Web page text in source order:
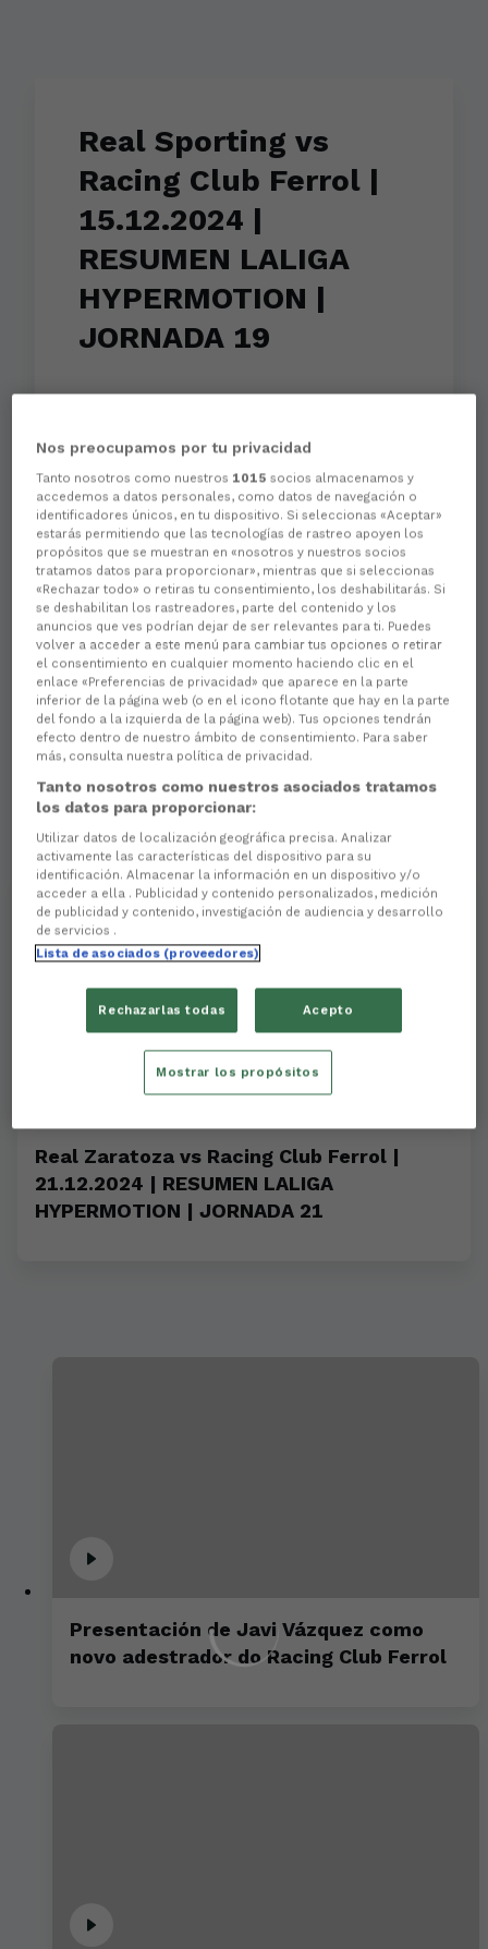
Real Sporting vs
Racing Club Ferrol |
15.12.2024 |
RESUMEN LALIGA
HYPERMOTION |
JORNADA 19
There are no reactions yet. Be the first!
Real Zaratoza vs Racing Club Ferrol |
21.12.2024 | RESUMEN LALIGA
HYPERMOTION | JORNADA 21
Presentación de Javi Vázquez como
novo adestrador do Racing Club Ferrol
Nos preocupamos por tu privacidad
Tanto nosotros como nuestros 1015 socios almacenamos y
accedemos a datos personales, como datos de navegación o
identificadores únicos, en tu dispositivo. Si seleccionas «Aceptar»
estarás permitiendo que las tecnologías de rastreo apoyen los
propósitos que se muestran en «nosotros y nuestros socios
tratamos datos para proporcionar», mientras que si seleccionas
«Rechazar todo» o retiras tu consentimiento, los deshabilitarás. Si
se deshabilitan los rastreadores, parte del contenido y los
anuncios que ves podrían dejar de ser relevantes para ti. Puedes
volver a acceder a este menú para cambiar tus opciones o retirar
el consentimiento en cualquier momento haciendo clic en el
enlace «Preferencias de privacidad» que aparece en la parte
inferior de la página web (o en el icono flotante que hay en la parte
del fondo a la izquierda de la página web). Tus opciones tendrán
efecto dentro de nuestro ámbito de consentimiento. Para saber
más, consulta nuestra política de privacidad.
Tanto nosotros como nuestros asociados tratamos
los datos para proporcionar:
Utilizar datos de localización geográfica precisa. Analizar
activamente las características del dispositivo para su
identificación. Almacenar la información en un dispositivo y/o
acceder a ella . Publicidad y contenido personalizados, medición
de publicidad y contenido, investigación de audiencia y desarrollo
de servicios .
Lista de asociados (proveedores)
Rechazarlas todas Acepto
Mostrar los propósitos